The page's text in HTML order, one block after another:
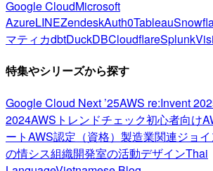
Google CloudMicrosoft
AzureLINEZendeskAuth0Tableau
マティカdbtDuckDBCloudflareSplunk
特集やシリーズから探す
Google Cloud Next ’25AWS re:Invent
2024AWSトレンドチェック初心者向け
ートAWS認定（資格） 製造業関連ジョ
の情シス組織開発室の活動デザインThai